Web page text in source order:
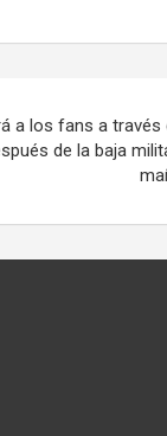
a los fans a través
de la baja